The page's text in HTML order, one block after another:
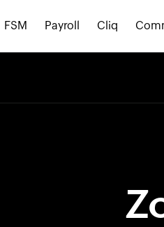
FSM Payroll Cliq